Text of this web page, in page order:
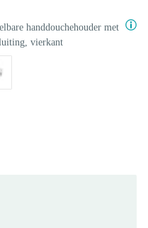
handdouchehouder met
vierkant